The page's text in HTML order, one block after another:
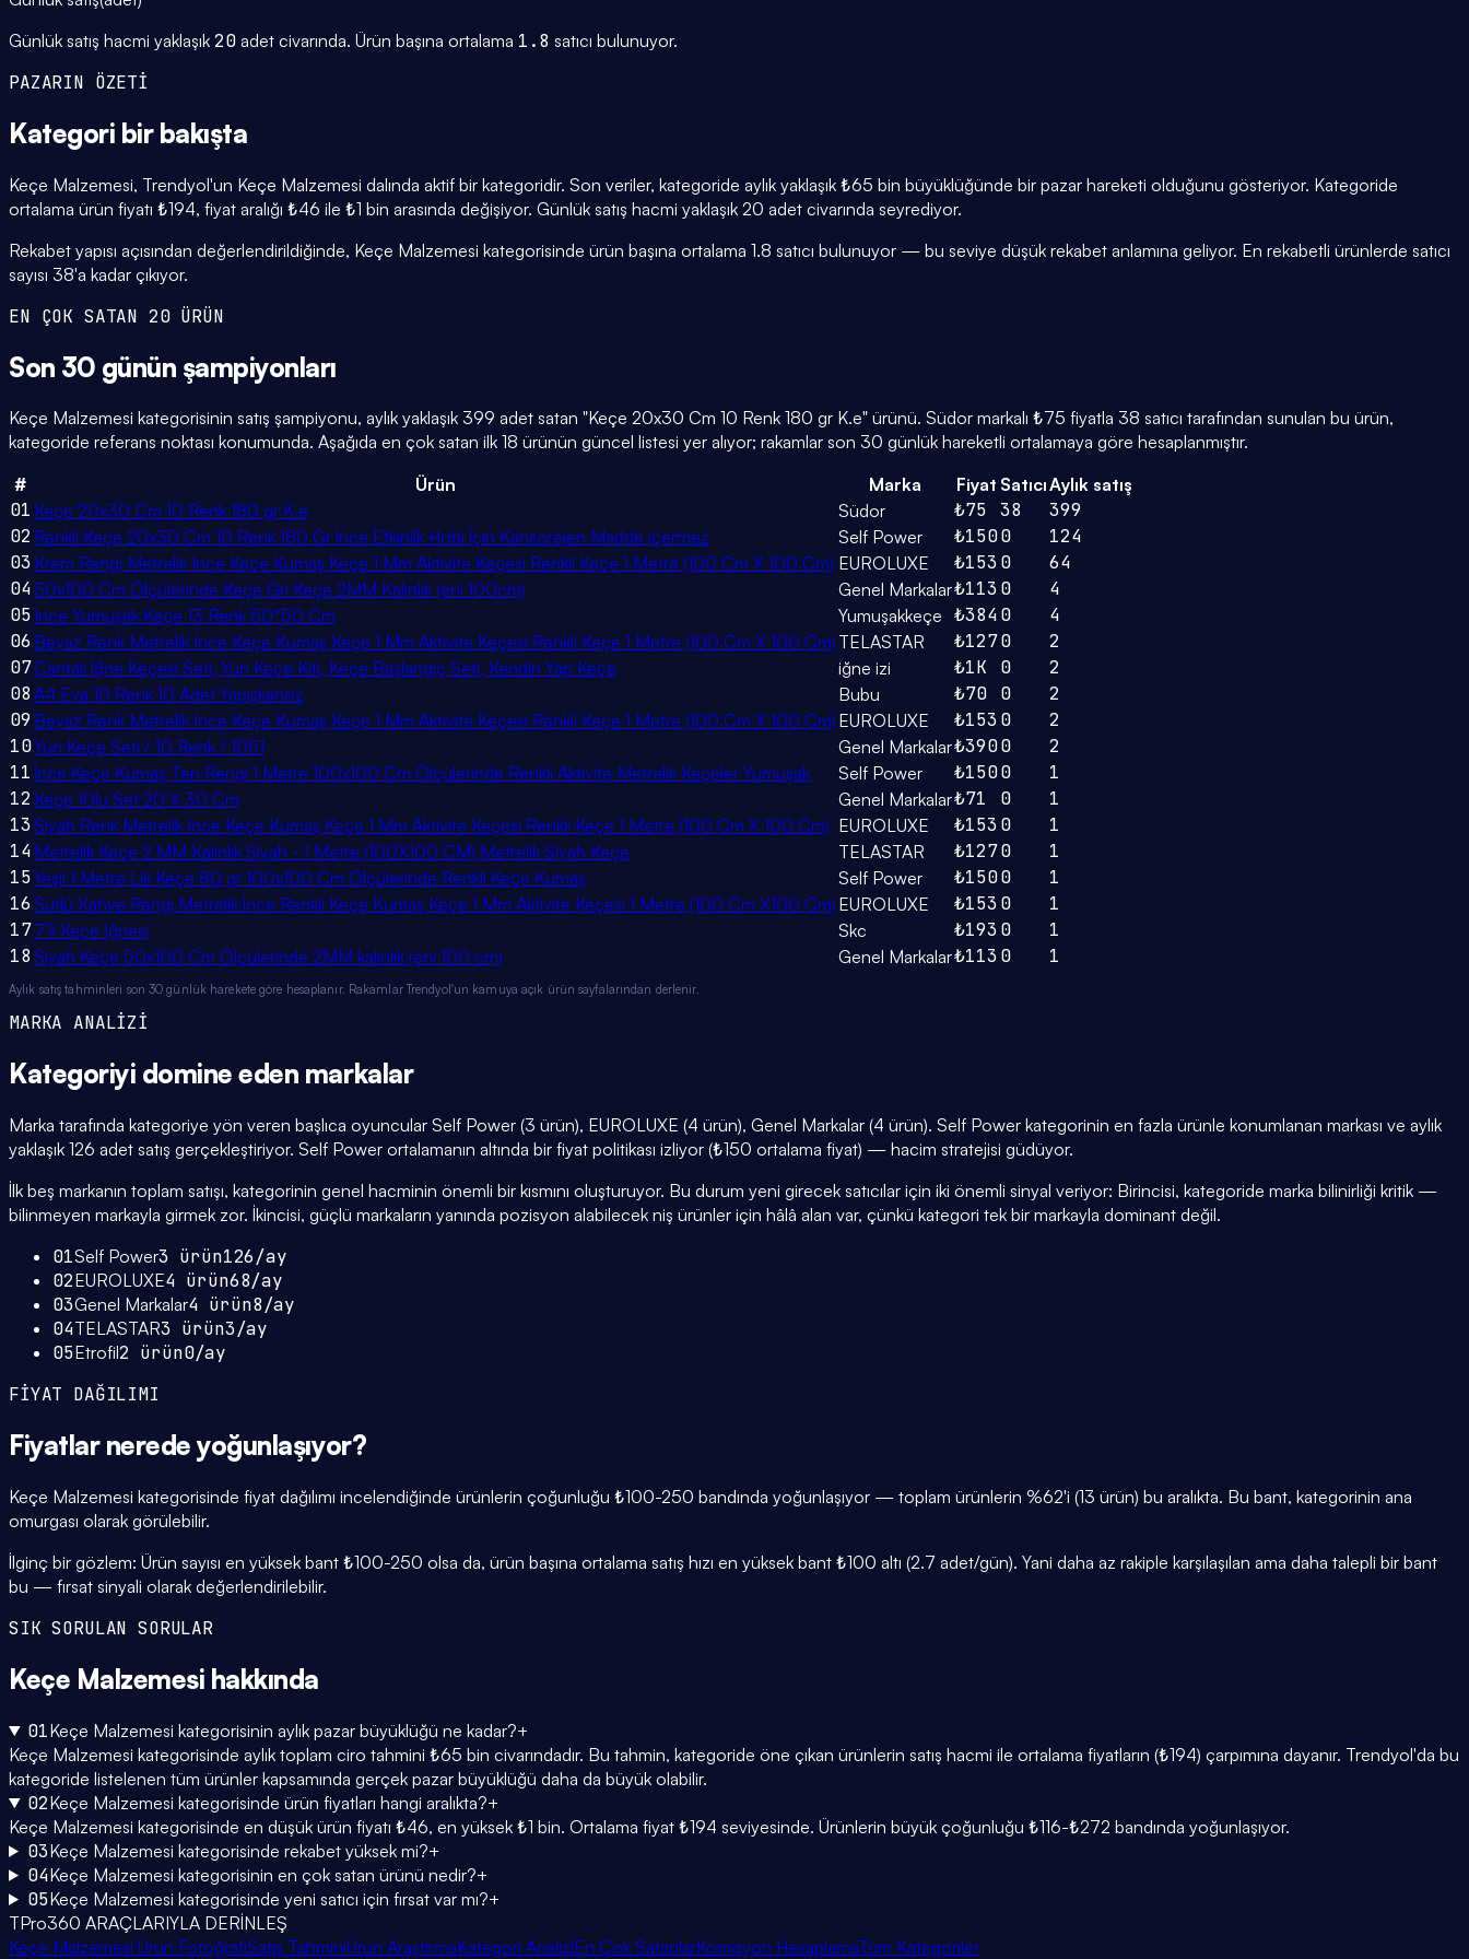
Günlük satış hacmi yaklaşık 20adet civarında. Ürün başına ortalama 1.8 satıcı bulunuyor.
PAZARIN ÖZETİ
Kategori bir bakışta
Keçe Malzemesi, Trendyol'un Keçe Malzemesi dalında aktif bir kategoridir. Son veriler, kategoride aylık yaklaşık ₺65 bin büyüklüğünde bir pazar hareketi olduğunu gösteriyor. Kategoride
ortalama ürün fiyatı ₺194, fiyat aralığı ₺46 ile ₺1 bin arasında değişiyor. Günlük satış hacmi yaklaşık 20 adet civarında seyrediyor.
Rekabet yapısı açısından değerlendirildiğinde, Keçe Malzemesi kategorisinde ürün başına ortalama 1.8 satıcı bulunuyor — bu seviye düşük rekabet anlamına geliyor. En rekabetli ürünlerde satıcı
sayısı 38'a kadar çıkıyor.
EN ÇOK SATAN 20 ÜRÜN
Son 30 günün şampiyonları
Keçe Malzemesi kategorisinin satış şampiyonu, aylık yaklaşık 399 adet satan "Keçe 20x30 Cm 10 Renk 180 gr K.e" ürünü. Südor markalı ₺75 fiyatla 38 satıcı tarafından sunulan bu ürün,
kategoride referans noktası konumunda. Aşağıda en çok satan ilk 18 ürünün güncel listesi yer alıyor; rakamlar son 30 günlük hareketli ortalamaya göre hesaplanmıştır.
#
Ürün Marka Fiyat SatıcıAylık satış
01 Keçe 20x30 Cm 10 Renk 180 gr K.e Südor ₺75 38
399
02 Renkli Keçe 20x30 Cm 10 Renk 180 Gr İnce Etkinlik Hobi İçin Kansorejen Madde içermez Self Power ₺1500
124
03 Krem Rengi Metrelik Ince Keçe Kumaş Keçe 1 Mm Aktivite Keçesi Renkli Keçe 1 Metre (100 Cm X 100 Cm) EUROLUXE ₺1530
64
04 50x100 Cm Ölçülerinde Keçe Gri Keçe 2MM Kalınlık (eni 100cm) Genel Markalar₺1130
4
05 Ince Yumuşak Keçe 13 Renk 50*50 Cm Yumuşakkeçe ₺3840
4
06 Beyaz Renk Metrelik Ince Keçe Kumaş Keçe 1 Mm Aktivite Keçesi Renkli Keçe 1 Metre (100 Cm X 100 Cm) TELASTAR ₺1270
2
07Çantalı İğne Keçesi Seti, Yün Keçe Kiti, Keçe Başlangıç Seti, Kendin Yap Keçe iğne izi ₺1K 0
2
08 A4 Eva 10 Renk 10 Adet Yapışkansız Bubu ₺70 0
2
09 Beyaz Renk Metrelik Ince Keçe Kumaş Keçe 1 Mm Aktivite Keçesi Renkli Keçe 1 Metre (100 Cm X 100 Cm) EUROLUXE ₺1530
2
10Yün Keçe Seti / 10 Renk / 1051 Genel Markalar₺3900
2
11 İnce Keçe Kumaş Ten Rengi 1 Metre 100x100 Cm Ölçülerinde Renkli Aktivite Metrelik Keçeler Yumuşak Self Power ₺1500
1
12 Keçe 10lu Set 20 X 30 Cm Genel Markalar₺71 0
1
13Siyah Renk Metrelik Ince Keçe Kumaş Keçe 1 Mm Aktivite Keçesi Renkli Keçe 1 Metre (100 Cm X 100 Cm) EUROLUXE ₺1530
1
14 Metrelik Keçe 2 MM Kalınlık Siyah - 1 Metre (100X100 CM) Metrelik Siyah Keçe TELASTAR ₺1270
1
15Yeşil 1 Metre Lik Keçe 80 gr 100x100 Cm Ölçülerinde Renkli Keçe Kumaş Self Power ₺1500
1
16 Sütlü Kahve Rengi Metrelik İnce Renkli Keçe Kumaş Keçe 1 Mm Aktivite Keçesi 1 Metre (100 Cm X100 Cm) EUROLUXE ₺1530
1
177'li Keçe Iğnesi Skc ₺1930
1
18 Siyah Keçe 50x100 Cm Ölçülerinde 2MM kalınlık (eni 100 cm) Genel Markalar₺1130 1
Aylık satış tahminleri son 30 günlük harekete göre hesaplanır. Rakamlar Trendyol'un kamuya açık ürün sayfalarından derlenir.
MARKA ANALİZİ
Kategoriyi domine eden markalar
Marka tarafında kategoriye yön veren başlıca oyuncular Self Power (3 ürün), EUROLUXE (4 ürün), Genel Markalar (4 ürün). Self Power kategorinin en fazla ürünle konumlanan markası ve aylık
yaklaşık 126 adet satış gerçekleştiriyor. Self Power ortalamanın altında bir fiyat politikası izliyor (₺150 ortalama fiyat) — hacim stratejisi güdüyor.
İlk beş markanın toplam satışı, kategorinin genel hacminin önemli bir kısmını oluşturuyor. Bu durum yeni girecek satıcılar için iki önemli sinyal veriyor: Birincisi, kategoride marka bilinirliği kritik —
bilinmeyen markayla girmek zor. İkincisi, güçlü markaların yanında pozisyon alabilecek niş ürünler için hâlâ alan var, çünkü kategori tek bir markayla dominant değil.
01Self Power3 ürün126/ay
02EUROLUXE4 ürün68/ay
03Genel Markalar4 ürün8/ay
04TELASTAR3 ürün3/ay
05Etrofil2 ürün0/ay
FİYAT DAĞILIMI
Fiyatlar nerede yoğunlaşıyor?
Keçe Malzemesi kategorisinde fiyat dağılımı incelendiğinde ürünlerin çoğunluğu ₺100-250 bandında yoğunlaşıyor — toplam ürünlerin %62'i (13 ürün) bu aralıkta. Bu bant, kategorinin ana
omurgası olarak görülebilir.
İlginç bir gözlem: Ürün sayısı en yüksek bant ₺100-250 olsa da, ürün başına ortalama satış hızı en yüksek bant ₺100 altı (2.7 adet/gün). Yani daha az rakiple karşılaşılan ama daha talepli bir bant
bu — fırsat sinyali olarak değerlendirilebilir.
SIK SORULAN SORULAR
Keçe Malzemesi hakkında
01Keçe Malzemesi kategorisinin aylık pazar büyüklüğü ne kadar?+
Keçe Malzemesi kategorisinde aylık toplam ciro tahmini ₺65 bin civarındadır. Bu tahmin, kategoride öne çıkan ürünlerin satış hacmi ile ortalama fiyatların (₺194) çarpımına dayanır. Trendyol'da bu
kategoride listelenen tüm ürünler kapsamında gerçek pazar büyüklüğü daha da büyük olabilir.
02Keçe Malzemesi kategorisinde ürün fiyatları hangi aralıkta?+
Keçe Malzemesi kategorisinde en düşük ürün fiyatı ₺46, en yüksek ₺1 bin. Ortalama fiyat ₺194 seviyesinde. Ürünlerin büyük çoğunluğu ₺116-₺272 bandında yoğunlaşıyor.
03Keçe Malzemesi kategorisinde rekabet yüksek mi?+
04Keçe Malzemesi kategorisinin en çok satan ürünü nedir?+
05Keçe Malzemesi kategorisinde yeni satıcı için fırsat var mı?+
TPro360 ARAÇLARIYLA DERİNLEŞ
Keçe Malzemesi Ürün FotoğrafıSatış TahminiÜrün AraştırmaKategori AnaliziEn Çok SatanlarKomisyon HesaplamaTüm Kategoriler